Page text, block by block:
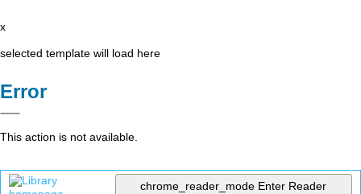
x
selected template will load here
Error
This action is not available.
chrome_reader_mode Enter Reader